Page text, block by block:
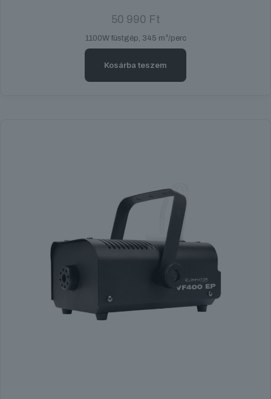
50 990 Ft
1100W füstgép, 345 m³/perc
Kosárba teszem